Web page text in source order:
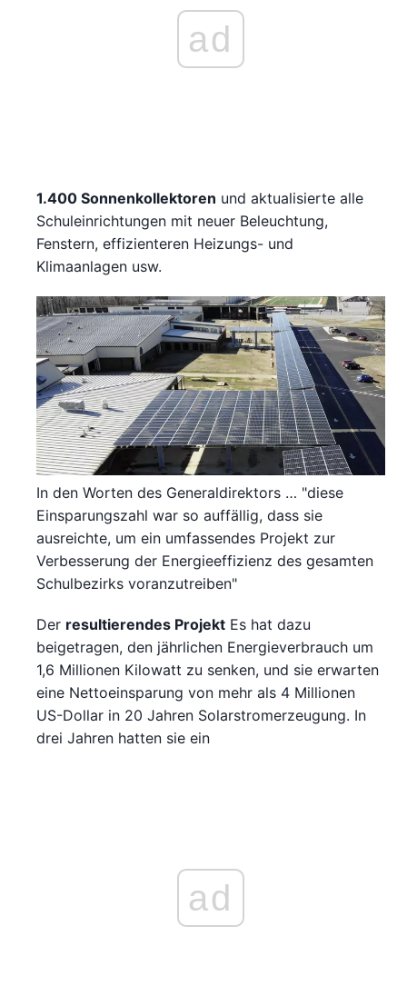
ad
1.400 Sonnenkollektoren und aktualisierte alle
Schuleinrichtungen mit neuer Beleuchtung,
Fenstern, effizienteren Heizungs- und
Klimaanlagen usw.
In den Worten des Generaldirektors … "diese
Einsparungszahl war so auffällig, dass sie
ausreichte, um ein umfassendes Projekt zur
Verbesserung der Energieeffizienz des gesamten
Schulbezirks voranzutreiben"
Der resultierendes Projekt Es hat dazu
beigetragen, den jährlichen Energieverbrauch um
1,6 Millionen Kilowatt zu senken, und sie erwarten
eine Nettoeinsparung von mehr als 4 Millionen
US-Dollar in 20 Jahren Solarstromerzeugung. In
drei Jahren hatten sie ein
ad